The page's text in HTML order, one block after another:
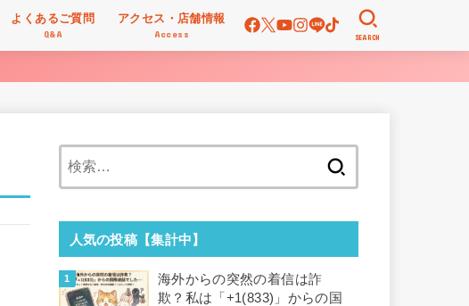
よくあるご質問
Q&A
アクセス・店舗情報
Access SEARCH
人気の投稿【集計中】
海外からの突然の着信は詐
欺？私は「+1(833)」からの国